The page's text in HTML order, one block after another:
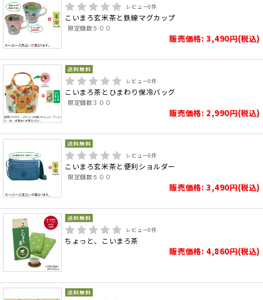
レビュー0件
こいまろ玄米茶と鉄線マグカップ
限定個数５００
販売価格: 3,490円(税込)
レビュー0件
こいまろ茶とひまわり保冷バッグ
限定個数３００
販売価格: 2,990円(税込)
レビュー0件
こいまろ玄米茶と便利ショルダー
限定個数５００
販売価格: 3,490円(税込)
レビュー0件
ちょっと、こいまろ茶
販売価格: 4,860円(税込)